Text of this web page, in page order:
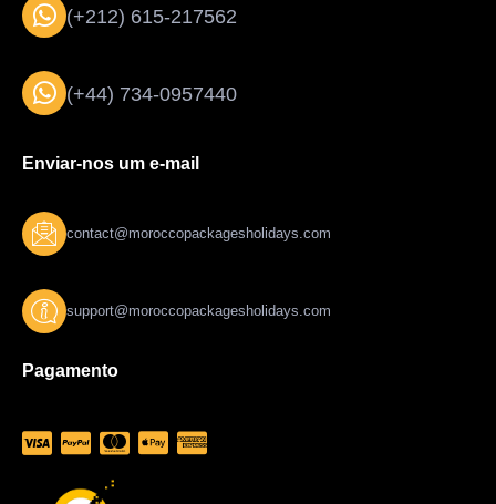
(+212) 615-217562
(+44) 734-0957440
Enviar-nos um e-mail
contact@moroccopackagesholidays.com
support@moroccopackagesholidays.com
Pagamento